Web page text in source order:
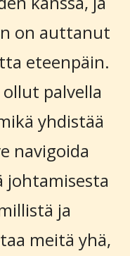
on auttanut
eteenpäin.
palvella
yhdistää
navigoida
johtamisesta
ja
meitä yhä,